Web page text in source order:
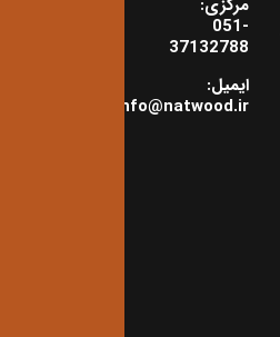
051-
37132788
ایمیل:
info@natwood.ir